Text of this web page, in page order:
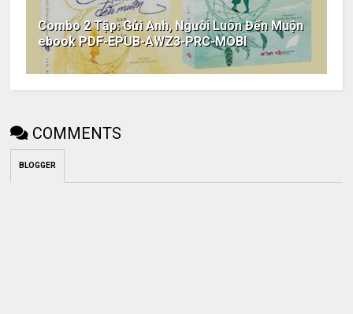
Combo 2 Tập: Gửi Anh, Người Luôn Đến Muộn
ebook PDF-EPUB-AWZ3-PRC-MOBI
COMMENTS
BLOGGER